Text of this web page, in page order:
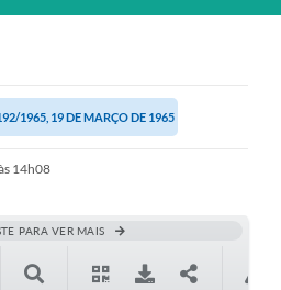
1965, 19 DE MARÇO DE 1965
14h08
PARA VER MAIS